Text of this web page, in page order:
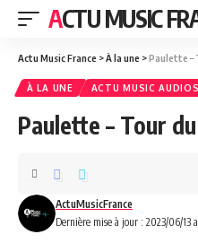
ACTU MUSIC
Actu Music France >À la une >Paulette –
À LA UNE ACTU MUSIC AUDIOS
Paulette – Tour
Dernière mise à jour : 2023/06/13
ActuMusicFrance